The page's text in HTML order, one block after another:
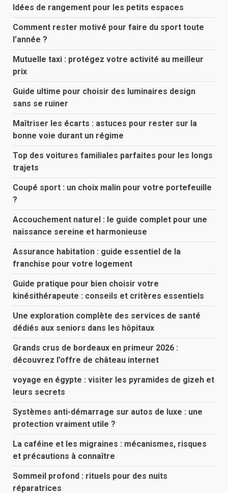
Idées de rangement pour les petits espaces
Comment rester motivé pour faire du sport toute
l’année ?
Mutuelle taxi : protégez votre activité au meilleur
prix
Guide ultime pour choisir des luminaires design
sans se ruiner
Maîtriser les écarts : astuces pour rester sur la
bonne voie durant un régime
Top des voitures familiales parfaites pour les longs
trajets
Coupé sport : un choix malin pour votre portefeuille
?
Accouchement naturel : le guide complet pour une
naissance sereine et harmonieuse
Assurance habitation : guide essentiel de la
franchise pour votre logement
Guide pratique pour bien choisir votre
kinésithérapeute : conseils et critères essentiels
Une exploration complète des services de santé
dédiés aux seniors dans les hôpitaux
Grands crus de bordeaux en primeur 2026 :
découvrez l’offre de château internet
voyage en égypte : visiter les pyramides de gizeh et
leurs secrets
Systèmes anti-démarrage sur autos de luxe : une
protection vraiment utile ?
La caféine et les migraines : mécanismes, risques
et précautions à connaître
Sommeil profond : rituels pour des nuits
réparatrices